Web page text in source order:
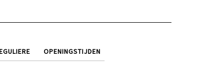
OPENINGSTIJDEN